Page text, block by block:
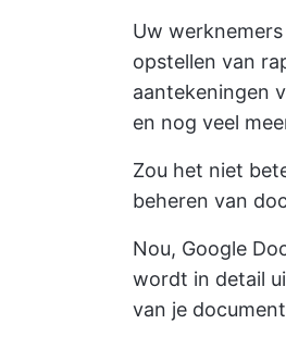
Uw
opstellen van
aantekeningen
en nog veel
Zou het niet
beheren van
Nou, Google
wordt in detail
van je